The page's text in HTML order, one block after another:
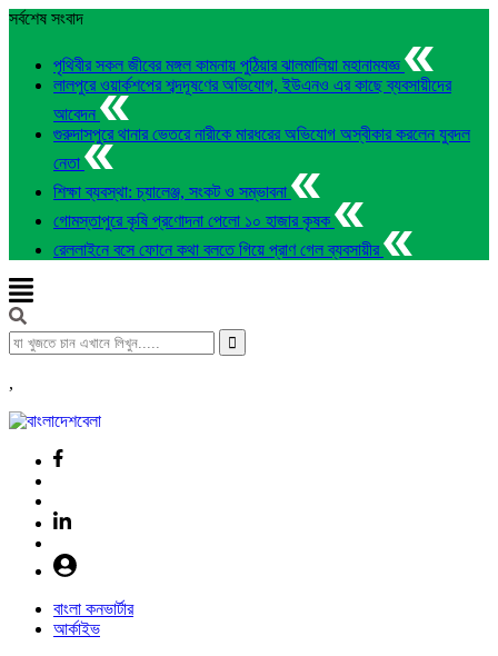
সর্বশেষ সংবাদ
পৃথিবীর সকল জীবের মঙ্গল কামনায় পুঠিয়ার ঝালমালিয়া মহানামযজ্ঞ
লালপুরে ওয়ার্কশপের শব্দদূষণের অভিযোগ, ইউএনও এর কাছে ব্যবসায়ীদের
আবেদন
গুরুদাসপুরে থানার ভেতরে নারীকে মারধরের অভিযোগ অস্বীকার করলেন যুবদল
নেতা
শিক্ষা ব্যবস্থা: চ্যালেঞ্জ, সংকট ও সম্ভাবনা
গোমস্তাপুরে কৃষি প্রণোদনা পেলো ১০ হাজার কৃষক
রেললাইনে বসে ফোনে কথা বলতে গিয়ে প্রাণ গেল ব্যবসায়ীর
,
বাংলা কনভার্টার
আর্কাইভ